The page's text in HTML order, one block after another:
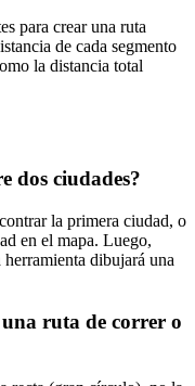
para crear una ruta
de cada segmento
la distancia total
dos ciudades?
la primera ciudad, o
en el mapa. Luego,
dibujará una
ruta de correr o